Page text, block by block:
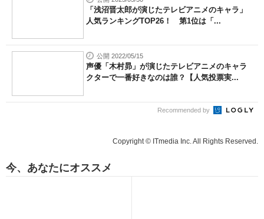
「浅沼晋太郎が演じたテレビアニメのキャラ」
人気ランキングTOP26！ 第1位は「...
公開 2022/05/15
声優「木村昴」が演じたテレビアニメのキャラ
クターで一番好きなのは誰？【人気投票実...
Recommended by
Copyright © ITmedia Inc. All Rights Reserved.
今、あなたにオススメ